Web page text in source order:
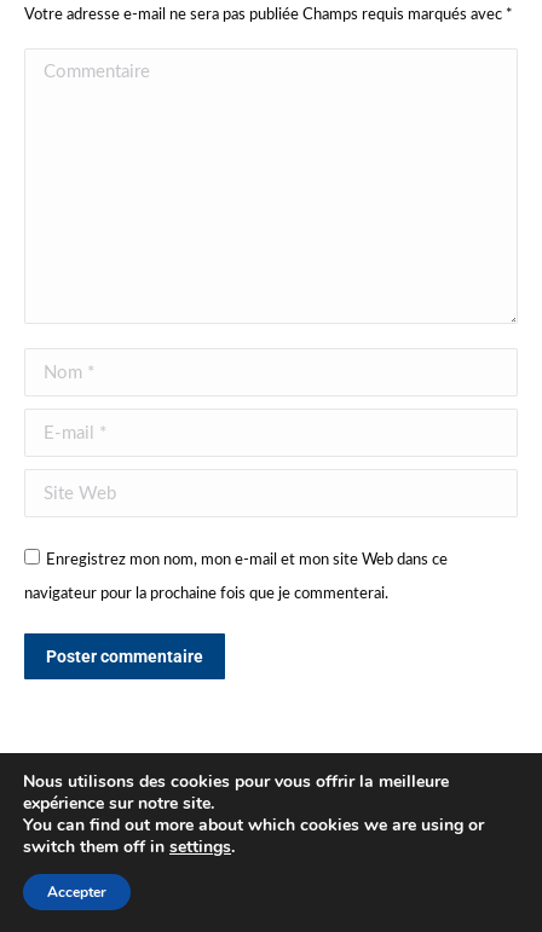
Votre adresse e-mail ne sera pas publiée Champs requis marqués avec *
Commentaire
Nom *
E-mail *
Site Web
Enregistrez mon nom, mon e-mail et mon site Web dans ce
navigateur pour la prochaine fois que je commenterai.
Poster commentaire
Nous utilisons des cookies pour vous offrir la meilleure
expérience sur notre site.
You can find out more about which cookies we are using or
switch them off in settings.
Accepter